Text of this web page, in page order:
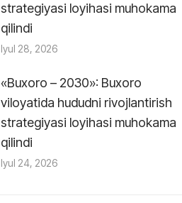
strategiyasi loyihasi muhokama
qilindi
Iyul 28, 2026
«Buxoro – 2030»: Buxoro
viloyatida hududni rivojlantirish
strategiyasi loyihasi muhokama
qilindi
Iyul 24, 2026